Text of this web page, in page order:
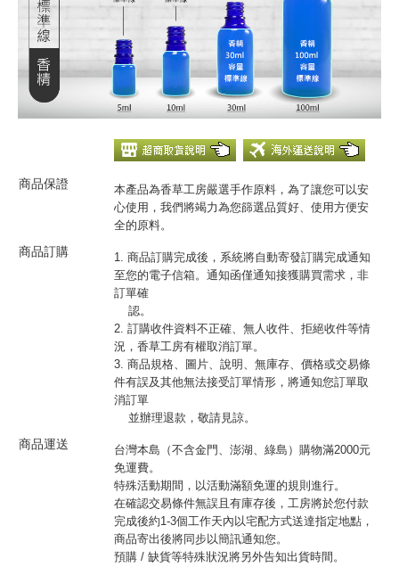
商品保證
本產品為香草工房嚴選手作原料，為了讓您可以安
心使用，我們將竭力為您篩選品質好、使用方便安
全的原料。
商品訂購
1. 商品訂購完成後，系統將自動寄發訂購完成通知
至您的電子信箱。通知函僅通知接獲購買需求，非
訂單確
認。
2. 訂購收件資料不正確、無人收件、拒絕收件等情
況，香草工房有權取消訂單。
3. 商品規格、圖片、說明、無庫存、價格或交易條
件有誤及其他無法接受訂單情形，將通知您訂單取
消訂單
並辦理退款，敬請見諒。
商品運送
台灣本島（不含金門、澎湖、綠島）購物滿2000元
免運費。
特殊活動期間，以活動滿額免運的規則進行。
在確認交易條件無誤且有庫存後，工房將於您付款
完成後約1-3個工作天內以宅配方式送達指定地點，
商品寄出後將同步以簡訊通知您。
預購 / 缺貨等特殊狀況將另外告知出貨時間。